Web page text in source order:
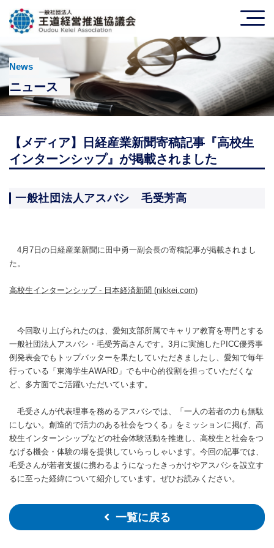
News
ニュース
【メディア】日経産業新聞寄稿記事『高校生
インターンシップ』が掲載されました
一般社団法人アスバシ 毛受芳高
4月7日の日経産業新聞に田中勇一副会長の寄稿記事が掲載されまし
た。
高校生インターンシップ - 日本経済新聞 (nikkei.com)
今回取り上げられたのは、愛知支部所属でキャリア教育を専門とする
一般社団法人アスバシ・毛受芳高さんです。3月に実施したPICC優秀事
例発表会でもトップバッターを果たしていただきましたし、愛知で毎年
行っている「東海学生AWARD」でも中心的役割を担っていただくな
ど、多方面でご活躍いただいています。
毛受さんが代表理事を務めるアスバシでは、「一人の若者の力も無駄
にしない。創造的で活力のある社会をつくる」をミッションに掲げ、高
校生インターンシップなどの社会体験活動を推進し、高校生と社会をつ
なげる機会・体験の場を提供していらっしゃいます。今回の記事では、
毛受さんが若者支援に携わるようになったきっかけやアスバシを設立す
るに至った経緯について紹介しています。ぜひお読みください。
一覧に戻る